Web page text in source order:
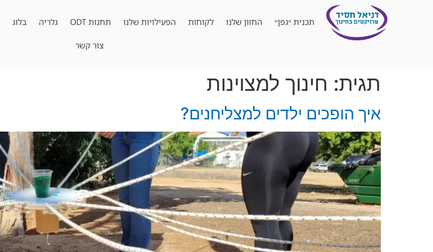
תכנית ״גפן״ החזון שלנו לקוחות הפעילויות שלנו תחנות ODT גלריה בלוג
צור קשר
תגית: חינוך למצוינות
איך הופכים ילדים למצליחנים?